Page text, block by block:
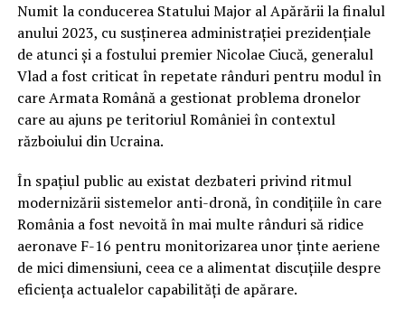
Numit la conducerea Statului Major al Apărării la finalul
anului 2023, cu susținerea administrației prezidențiale
de atunci și a fostului premier Nicolae Ciucă, generalul
Vlad a fost criticat în repetate rânduri pentru modul în
care Armata Română a gestionat problema dronelor
care au ajuns pe teritoriul României în contextul
războiului din Ucraina.
În spațiul public au existat dezbateri privind ritmul
modernizării sistemelor anti-dronă, în condițiile în care
România a fost nevoită în mai multe rânduri să ridice
aeronave F-16 pentru monitorizarea unor ținte aeriene
de mici dimensiuni, ceea ce a alimentat discuțiile despre
eficiența actualelor capabilități de apărare.